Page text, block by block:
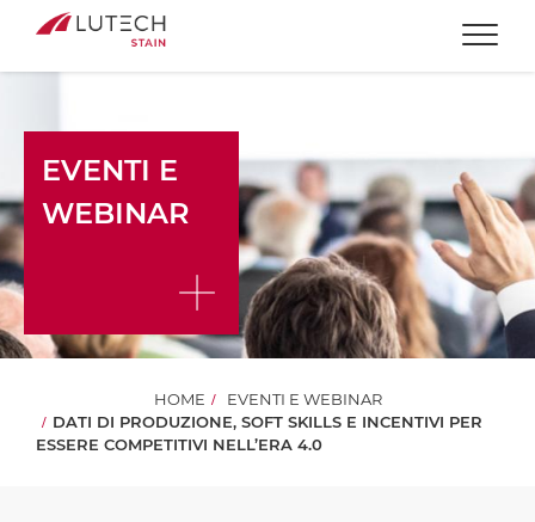
EVENTI E
WEBINAR
HOME
EVENTI E WEBINAR
DATI DI PRODUZIONE, SOFT SKILLS E INCENTIVI PER
ESSERE COMPETITIVI NELL’ERA 4.0